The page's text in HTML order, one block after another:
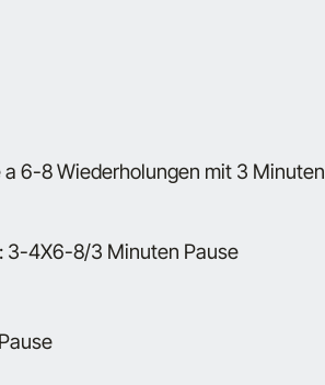
6-8 Wiederholungen mit 3 Minuten
3-4X6-8/3 Minuten Pause